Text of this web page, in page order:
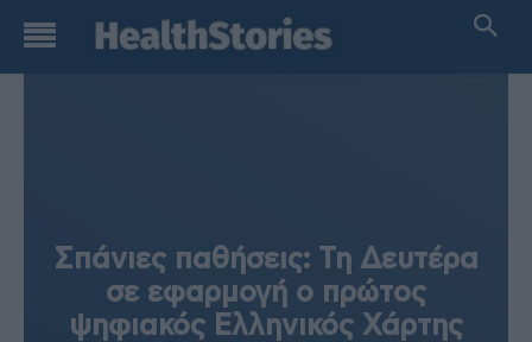
Σπάνιες παθήσεις: Τη Δευτέρα
σε εφαρμογή ο πρώτος
ψηφιακός Ελληνικός Χάρτης